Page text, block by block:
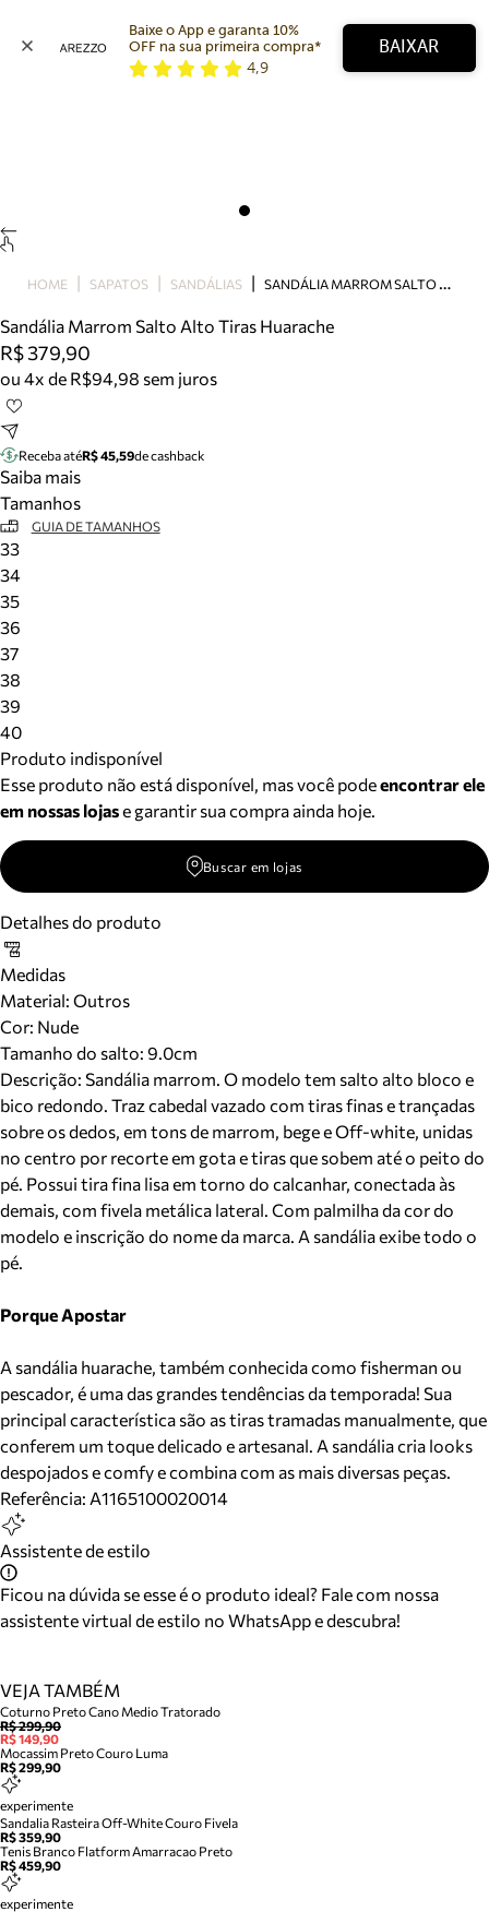
Bolsa
Tamanco
Tênis
Mule
Tire dúvidas sobre pedidos, devoluções e mais.
Meus pedidos
Acompanhe seus pedidos e solicite devoluções.
Baixe o App e garanta 10%
OFF na sua primeira compra*
4,9
BAIXAR
HOME SAPATOS SANDÁLIAS S
ANDÁLIA MARROM SALTO ALTO TIRAS HUARACHE
Sandália Marrom Salto Alto Tiras Huarache
R$ 379,90
ou 4x de R$94,98 sem juros
Receba atéR$ 45,59de cashback
Saiba mais
Tamanhos
GUIA DE TAMANHOS
33
34
35
36
37
38
39
40
Produto indisponível
Esse produto não está disponível, mas você podeencontrar ele
em nossas lojase garantir sua compra ainda hoje.
Buscar em lojas
Detalhes do produto
Medidas
Material: Outros
Cor: Nude
Tamanho do salto: 9.0cm
Descrição: Sandália marrom. O modelo tem salto alto bloco e
bico redondo. Traz cabedal vazado com tiras finas e trançadas
sobre os dedos, em tons de marrom, bege e Off-white, unidas
no centro por recorte em gota e tiras que sobem até o peito do
pé. Possui tira fina lisa em torno do calcanhar, conectada às
demais, com fivela metálica lateral. Com palmilha da cor do
modelo e inscrição do nome da marca. A sandália exibe todo o
pé.
Porque Apostar
A sandália huarache, também conhecida como fisherman ou
pescador, é uma das grandes tendências da temporada! Sua
principal característica são as tiras tramadas manualmente, que
conferem um toque delicado e artesanal. A sandália cria looks
despojados e comfy e combina com as mais diversas peças.
Referência: A1165100020014
Assistente de estilo
Ficou na dúvida se esse é o produto ideal? Fale com nossa
assistente virtual de estilo no WhatsApp e descubra!
VEJA TAMBÉM
Coturno Preto Cano Medio Tratorado
R$ 299,90
R$ 149,90
Mocassim Preto Couro Luma
R$ 299,90
experimente
Sandalia Rasteira Off-White Couro Fivela
R$ 359,90
Tenis Branco Flatform Amarracao Preto
R$ 459,90
experimente